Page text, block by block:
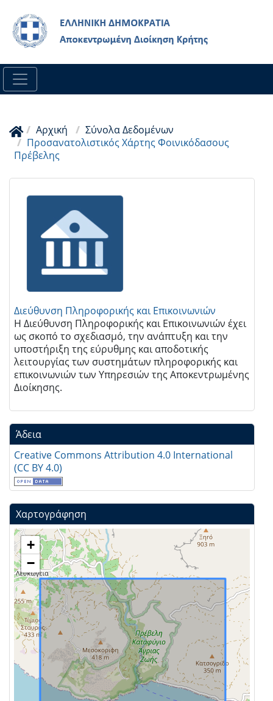
main
content
Αρχική
Σύνολα Δεδομένων
Προσανατολιστικός Χάρτης Φοινικόδασους
Πρέβελης
Διεύθυνση Πληροφορικής και Επικοινωνιών
Η Διεύθυνση Πληροφορικής και Επικοινωνιών έχει
ως σκοπό το σχεδιασμό, την ανάπτυξη και την
υποστήριξη της εύρυθμης και αποδοτικής
λειτουργίας των συστημάτων πληροφορικής και
επικοινωνιών των Υπηρεσιών της Αποκεντρωμένης
Διοίκησης.
Άδεια
Creative Commons Attribution 4.0 International
(CC BY 4.0)
Χαρτογράφηση
+
−